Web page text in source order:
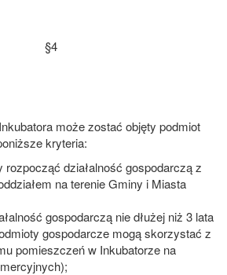
§4
może zostać objęty podmiot
kryteria:
rozpocząć działalność gospodarczą z
na terenie Gminy i Miasta
gospodarczą nie dłużej niż 3 lata
gospodarcze mogą skorzystać z
pomieszczeń w Inkubatorze na